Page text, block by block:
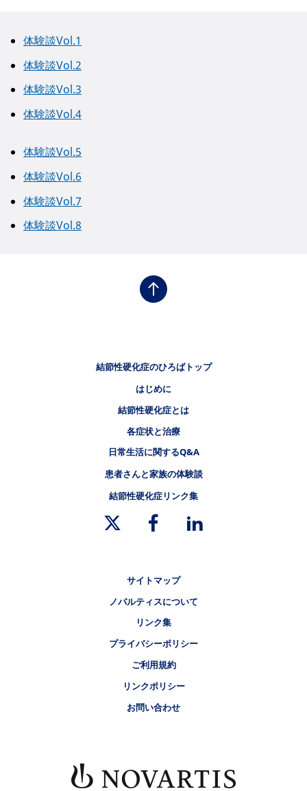
体験談Vol.1
体験談Vol.2
体験談Vol.3
体験談Vol.4
体験談Vol.5
体験談Vol.6
体験談Vol.7
体験談Vol.8
結節性硬化症のひろばトップ
はじめに
結節性硬化症とは
各症状と治療
日常生活に関するQ&A
患者さんと家族の体験談
結節性硬化症リンク集
サイトマップ
ノバルティスについて
リンク集
プライバシーポリシー
ご利用規約
リンクポリシー
お問い合わせ